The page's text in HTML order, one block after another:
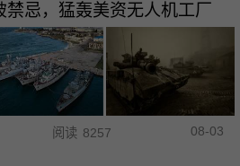
忌，猛轰美资无人机工厂
阅读 8257 08-03